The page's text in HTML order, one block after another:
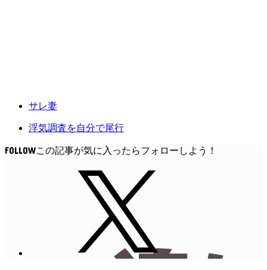
サレ妻
浮気調査を自分で尾行
FOLLOW